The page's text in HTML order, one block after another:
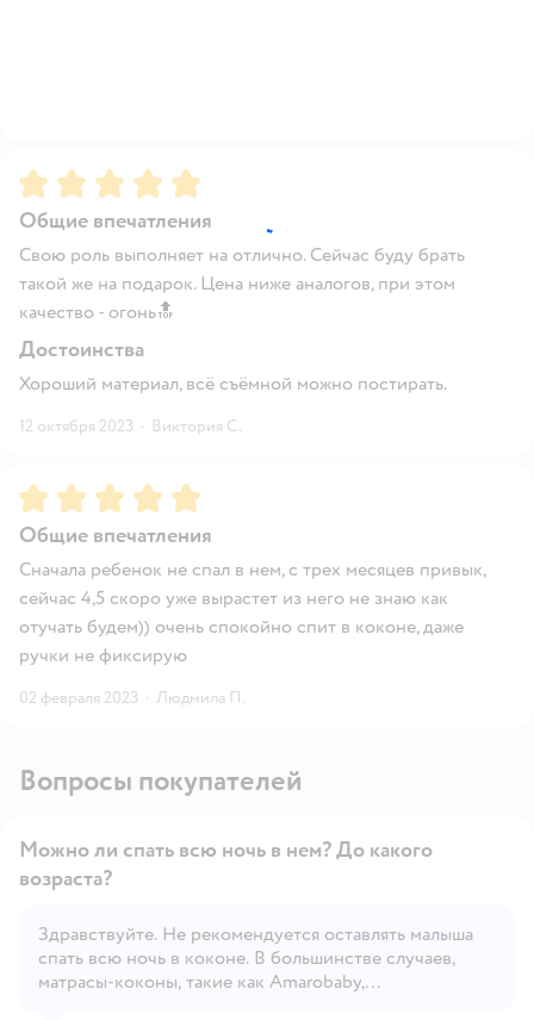
Рейтинг:5
Общие впечатления
Свою роль выполняет на отлично. Сейчас буду брать
такой же на подарок. Цена ниже аналогов, при этом
качество - огонь🔝
Достоинства
Хороший материал, всё съёмной можно постирать.
12 октября 2023 · Виктория С.
Рейтинг:5
Общие впечатления
Сначала ребенок не спал в нем, с трех месяцев привык,
сейчас 4,5 скоро уже вырастет из него не знаю как
отучать будем)) очень спокойно спит в коконе, даже
ручки не фиксирую
02 февраля 2023 · Людмила П.
Вопросы покупателей
Открыть вопрос
Можно ли спать всю ночь в нем? До какого
возраста?
Здравствуйте. Не рекомендуется оставлять малыша
спать всю ночь в коконе. В большинстве случаев,
матрасы-коконы, такие как Amarobaby,